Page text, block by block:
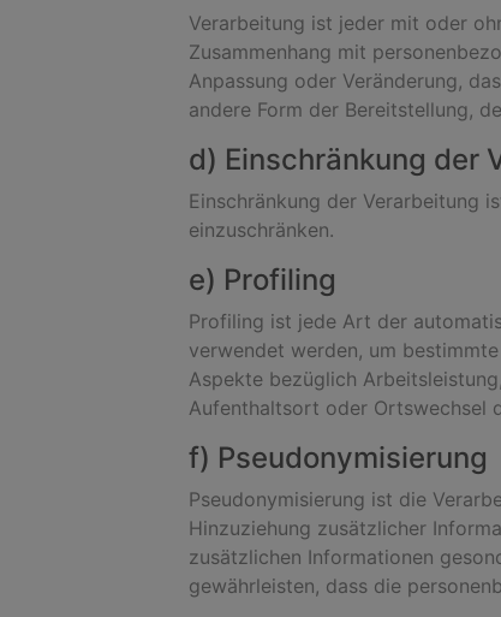
Verarbeitung ist jeder mit oder
Zusammenhang mit
Anpassung oder Veränderung,
andere Form der Bereitstellung,
d) Einschränkung der
Einschränkung der Verarbeitung
einzuschränken.
e) Profiling
Profiling ist jede Art der
verwendet werden, um
Aspekte bezüglich
Aufenthaltsort oder Ortswechsel
f) Pseudonymisierung
Pseudonymisierung ist die
Hinzuziehung zusätzlicher
zusätzlichen Informationen
gewährleisten, dass die